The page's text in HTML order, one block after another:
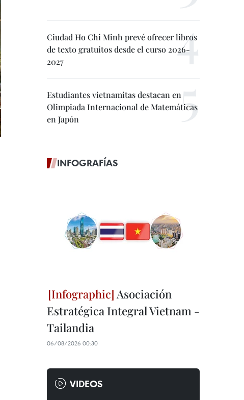
Ciudad Ho Chi Minh prevé ofrecer libros
de texto gratuitos desde el curso 2026-
2027
Estudiantes vietnamitas destacan en
Olimpiada Internacional de Matemáticas
en Japón
INFOGRAFÍAS
Asociación
Estratégica Integral Vietnam -
Tailandia
06/08/2026 00:30
VIDEOS